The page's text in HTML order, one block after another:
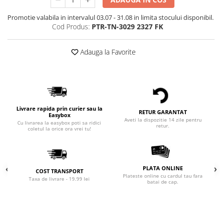
Promotie valabila in intervalul 03.07 - 31.08 in limita stocului disponibil.
Cod Produs: PTR-TN-3029 2327 FK
Adauga la Favorite
Livrare rapida prin curier sau la
Easybox
Cu livrarea la easybox poti sa ridici
coletul la orice ora vrei tu!
RETUR GARANTAT
Aveti la dispozitie 14 zile pentru
retur.
COST TRANSPORT
Taxa de livrare - 19.99 lei
PLATA ONLINE
Plateste online cu cardul tau fara
batai de cap.